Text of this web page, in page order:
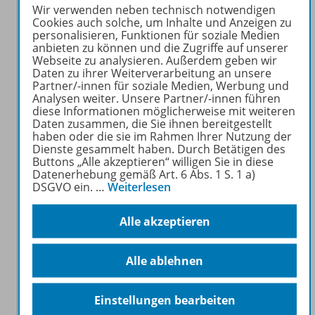
Vokabeltrainer zu benutzen?
Nein, es muss kein Benutzerkonto angelegt
werden. Du musst also keine E-Mail-Adresse
und kein Passwort angeben. Deine Daten
werden nur auf deinem eigenen Gerät
gespeichert.
Greift die App auf meine persönlichen
Daten zu?
Datenschutz wird bei uns groß geschrieben.
Wir speichern daher keine Daten, die
Rückschlüsse auf deine Person zulassen.
Mehr Infos zum Datenschutz findest du
https://www.westermann.at/datenschutz
Kann ich auch auf anderen Geräten meine
Lernkartei und meine Highscores
Nein, die Lernkartei sowie die Highscores sind
Wir verwenden neben technisch notwendigen
Cookies auch solche, um Inhalte und Anzeigen zu
personalisieren, Funktionen für soziale Medien
anbieten zu können und die Zugriffe auf unserer
Webseite zu analysieren. Außerdem geben wir
Daten zu ihrer Weiterverarbeitung an unsere
Partner/-innen für soziale Medien, Werbung und
Analysen weiter. Unsere Partner/-innen führen
diese Informationen möglicherweise mit weiteren
Daten zusammen, die Sie ihnen bereitgestellt
haben oder die sie im Rahmen Ihrer Nutzung der
Dienste gesammelt haben. Durch Betätigen des
Buttons „Alle akzeptieren“ willigen Sie in diese
Datenerhebung gemäß Art. 6 Abs. 1 S. 1 a)
DSGVO ein. …Weiterlesen
Alle akzeptieren
Alle ablehnen
Einstellungen bearbeiten